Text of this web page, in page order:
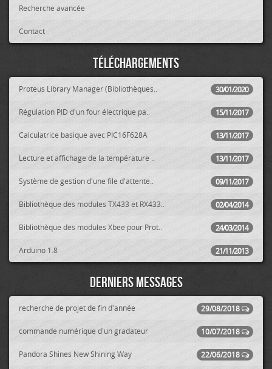
Recherche avancée
Contact
Téléchargements
30/01/2020
Proteus Library Manager (Bibliothèques..
15/11/2017
Régulation PID d'un four électrique pa..
13/11/2017
Calculatrice basique avec PIC16F628A
13/11/2017
Lecture et affichage de la température ..
09/11/2017
Système de gestion d'une file d'attente..
02/04/2014
Bibliothèque des modules TX433 et RX433..
24/03/2014
Bibliothèque des modules Xbee pour Prot..
21/11/2013
Arduino 1.8
Derniers messages
29/08/2018
recherche de projet de fin d'année
10/07/2018
commande numérique d'un gradateur
22/06/2018
Pandora Shines New Shining Way